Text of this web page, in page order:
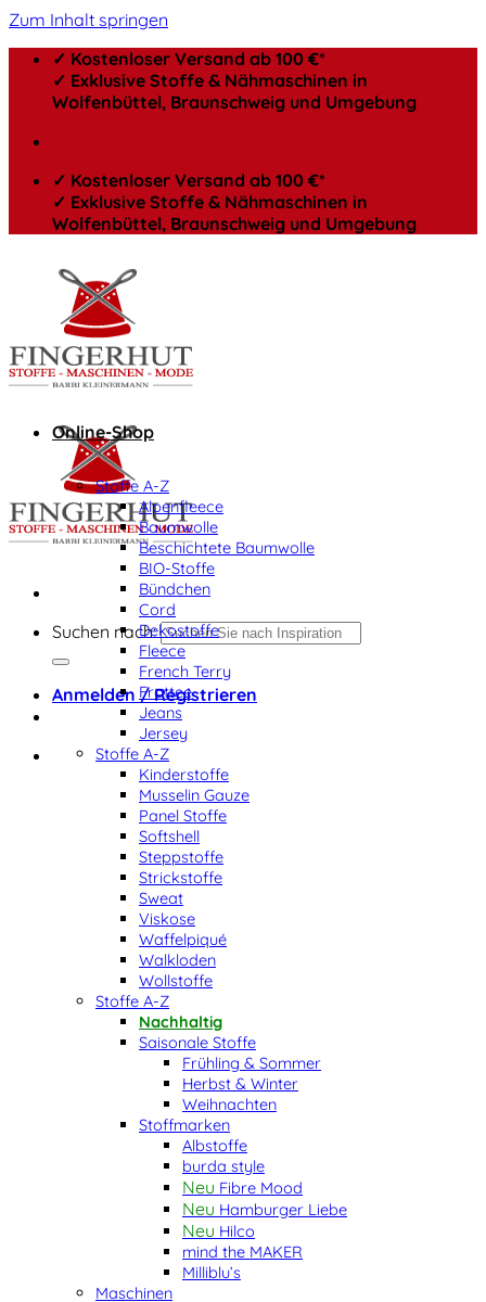
Zum Inhalt springen
✓ Kostenloser Versand ab 100 €*
✓ Exklusive Stoffe & Nähmaschinen in
Wolfenbüttel, Braunschweig und Umgebung
✓ Kostenloser Versand ab 100 €*
✓ Exklusive Stoffe & Nähmaschinen in
Wolfenbüttel, Braunschweig und Umgebung
Suchen nach:
Anmelden / Registrieren
Online-Shop
Stoffe A-Z
Alpenfleece
Baumwolle
Beschichtete Baumwolle
BIO-Stoffe
Bündchen
Cord
Dekostoffe
Fleece
French Terry
Frottee
Jeans
Jersey
Stoffe A-Z
Kinderstoffe
Musselin Gauze
Panel Stoffe
Softshell
Steppstoffe
Strickstoffe
Sweat
Viskose
Waffelpiqué
Walkloden
Wollstoffe
Stoffe A-Z
Nachhaltig
Saisonale Stoffe
Frühling & Sommer
Herbst & Winter
Weihnachten
Stoffmarken
Albstoffe
burda style
Fibre Mood
Hamburger Liebe
Hilco
mind the MAKER
Milliblu’s
Maschinen